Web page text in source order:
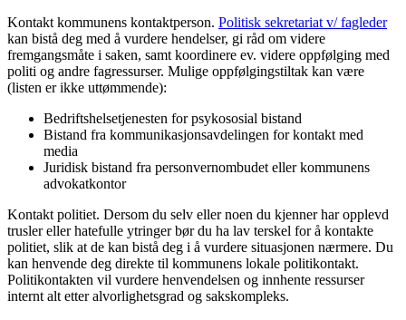
Kontakt kommunens kontaktperson. Politisk sekretariat v/ fagleder
kan bistå deg med å vurdere hendelser, gi råd om videre
fremgangsmåte i saken, samt koordinere ev. videre oppfølging med
politi og andre fagressurser. Mulige oppfølgingstiltak kan være
(listen er ikke uttømmende):
Bedriftshelsetjenesten for psykososial bistand
Bistand fra kommunikasjonsavdelingen for kontakt med
media
Juridisk bistand fra personvernombudet eller kommunens
advokatkontor
Kontakt politiet. Dersom du selv eller noen du kjenner har opplevd
trusler eller hatefulle ytringer bør du ha lav terskel for å kontakte
politiet, slik at de kan bistå deg i å vurdere situasjonen nærmere. Du
kan henvende deg direkte til kommunens lokale politikontakt.
Politikontakten vil vurdere henvendelsen og innhente ressurser
internt alt etter alvorlighetsgrad og sakskompleks.